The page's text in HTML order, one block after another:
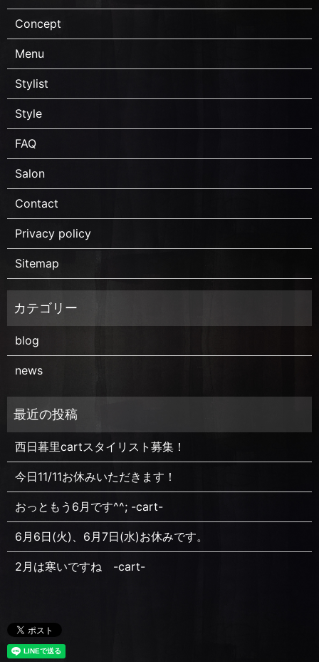
Concept
Menu
Stylist
Style
FAQ
Salon
Contact
Privacy policy
Sitemap
blog
news
西日暮里cartスタイリスト募集！
今日11/11お休みいただきます！
おっともう6月です^^; -cart-
6月6日(火)、6月7日(水)お休みです。
2月は寒いですね -cart-